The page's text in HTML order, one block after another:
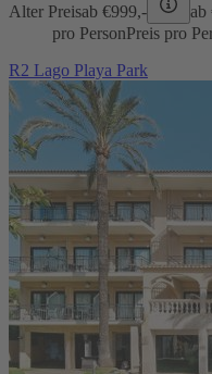
Alter Preisab €999,- ab
pro PersonPreis pro
R2 Lago Playa Park